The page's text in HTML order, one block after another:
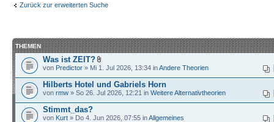
Zurück zur erweiterten Suche
THEMEN
Was ist ZEIT?
von Predictor » Mi 1. Jul 2026, 13:34 inAndere Theorien
Hilberts Hotel und Gabriels Horn
von rmw » So 26. Jul 2026, 12:21 in Weitere Alternativtheorien
Stimmt_das?
von Kurt » Do 4. Jun 2026, 07:55 inAllgemeines